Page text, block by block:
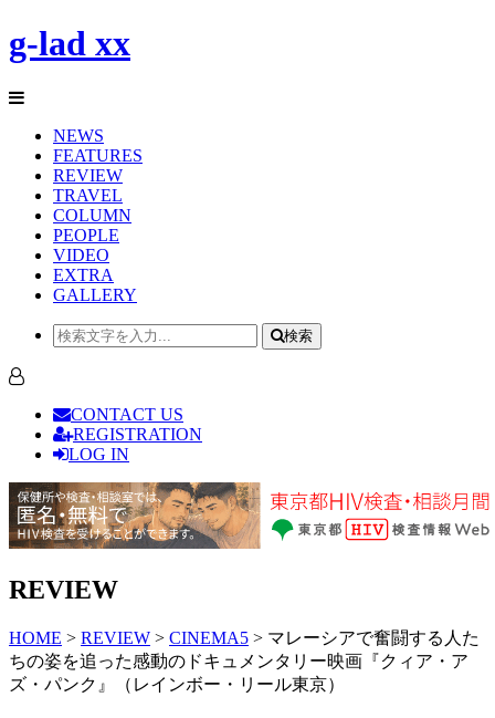
g-lad xx
NEWS
FEATURES
REVIEW
TRAVEL
COLUMN
PEOPLE
VIDEO
EXTRA
GALLERY
検索
CONTACT US
REGISTRATION
LOG IN
REVIEW
HOME > REVIEW > CINEMA5 > マレーシアで奮闘する人た
ちの姿を追った感動のドキュメンタリー映画『クィア・ア
ズ・パンク』（レインボー・リール東京）